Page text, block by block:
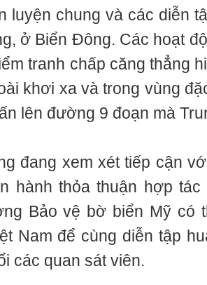
luyện chung và các diễn
ở Biển Đông. Các hoạt
tranh chấp căng thẳng
khơi xa và trong vùng
lên đường 9 đoạn mà
đang xem xét tiếp cận
hành thỏa thuận hợp
Bảo vệ bờ biển Mỹ có
Nam để cùng diễn tập
các quan sát viên.